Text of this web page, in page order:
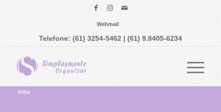
Webmail
Telefone: (61) 3254-5462 | (61) 9.8405-6234
Voltar